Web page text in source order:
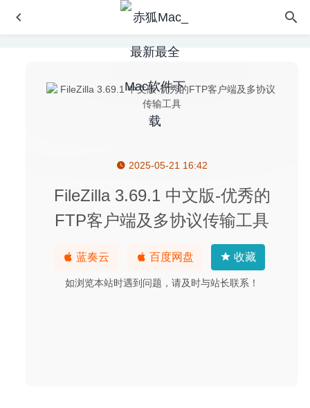
2025-05-21 16:42
FileZilla 3.69.1 中文版-优秀的
FTP客户端及多协议传输工具
蓝奏云 百度网盘 收藏
如浏览本站时遇到问题，请及时与站长联系！
Betterzip 6.0.4 中文版-优秀的压缩解压工具
Sublime Text 4.0 (4083) 中文版-非常出色的代码编辑器
Pixelmator Pro 1.6.2 中文版-替代Photoshop的图片处理软
iShowU Studio 2.2.2 for Mac- 优秀的屏幕录制与编辑软件
2020-04-06